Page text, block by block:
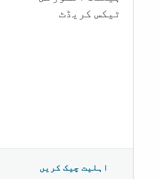
ٹیکس کریڈٹ
اہلیت چیک کریں